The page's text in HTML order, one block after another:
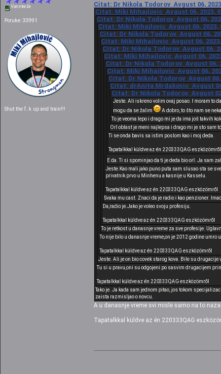
Van mreže
Poruke: 33991
Shut the f..k up and train!!!
Citat: Dr Nikola Todorov Avgust 06,
Citat: Miki Mihajlovic Avgust 06, 2023,
Citat: Dr Nikola Todorov Avgust 06,
Citat: Miki Mihajlovic Avgust 06, 2023,
Citat: Dr Nikola Todorov Avgust 06,
Citat: Miki Mihajlovic Avgust 06, 2023,
Citat: Dr Nikola Todorov Avgust 06,
Citat: Miki Mihajlovic Avgust 06,
Citat: Dr Nikola Todorov Avgust 06,
Citat: Miki Mihajlovic Avgust 06,
Citat: Dr Nikola Todorov Avgust 06,
Citat: drAnita Mrdakovic Avgust
Citat: Dr Nikola Todorov Avgust
Jeste. Ali iskreno volim ovaj posao. I moram to
mogu da se žalim
A dobro, to što nam se
To je veoma lepo i drago mi je da ima još takvih
Orl oblast je meni najlepsa i drago mi je sto sam
Ti se onda bavis sa istim poslom kao i moj deda.
Tapatalkkal küldve az én 220333QAG eszközömről
E da. Ti si spominjao da ti je deda bio orl. Ja sam
Jeste.Kao mali jako puno puta sam slusao sta se
privatnik prvo u Minhenu a kasnije u Kasselu.
Tapatalkkal küldve az én 220333QAG eszközömről
Svaka mu cast. Znaci da je radio i kao penzioner.
Da,radio je.Jako je voleo svoju profesiju.
Tapatalkkal küldve az én 220333QAG eszközömről
To je retkost u danasnje vreme za sve profesije.
To nije bilo u danasnje vreme,on je 2012 godine umro
Tapatalkkal küldve az én 220333QAG eszközömről
Jeste. Ali je on bio covek starog kova. Bile su
Tu si u pravu,oni su odgojeni po sasvim drugacijem
Tapatalkkal küldve az én 220333QAG eszközömről
Tako je. Ja kada sam jednom pitao, jos tokom
zaista razmisljao o novcu.
A u danasnje vreme svi misle samo na to
Tapatalkkal küldve az én 220333QAG